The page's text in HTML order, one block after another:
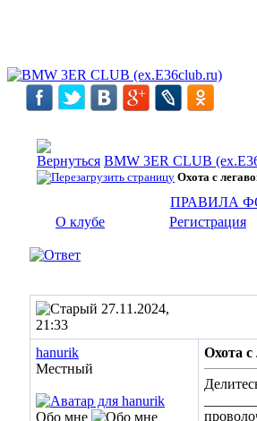
BMW 3ER CLUB
Охота с
ПРАВИЛА
О клубе
Регистрация
27.11.2024,
21:33
hanurik
Местный
Обо мне
Охота с